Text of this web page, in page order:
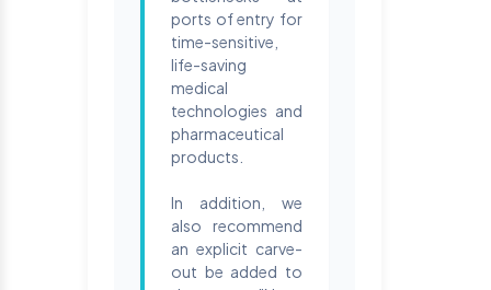
ports of entry for
time-sensitive,
life-saving
medical
technologies and
pharmaceutical
products.
In addition, we
also recommend
an explicit carve-
out be added to